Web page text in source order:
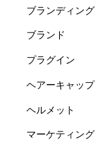
ブランディング
ブランド
プラグイン
ヘアーキャップ
ヘルメット
マーケティング